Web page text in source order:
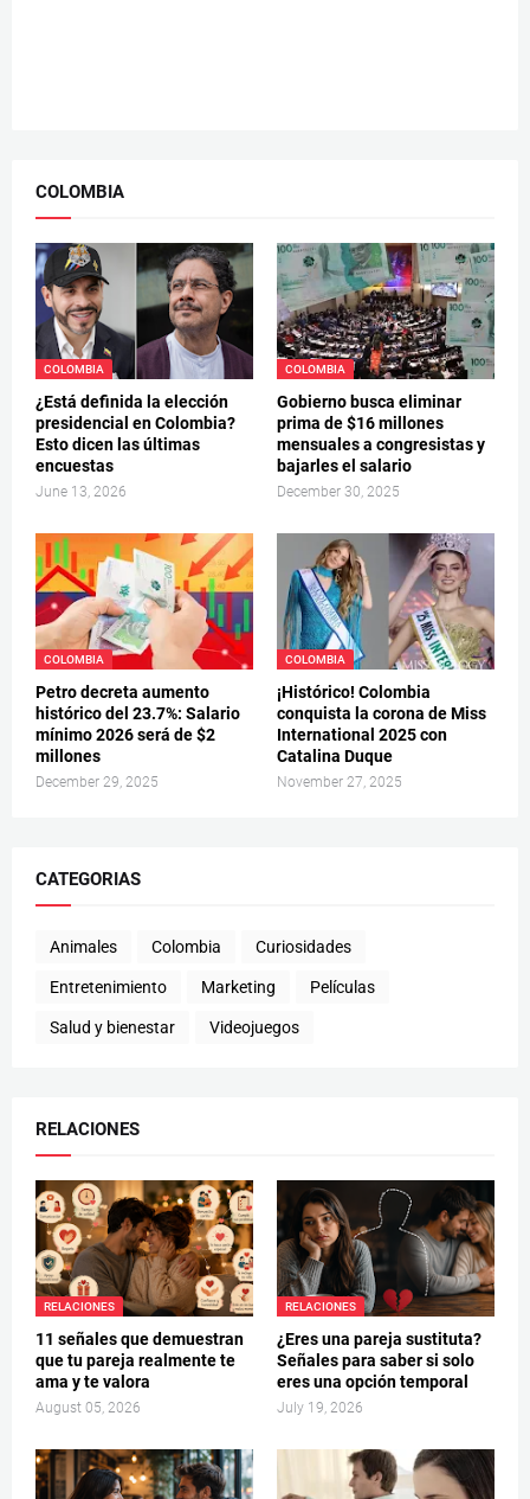
COLOMBIA
COLOMBIA
¿Está definida la elección
presidencial en Colombia?
Esto dicen las últimas
encuestas
June 13, 2026
COLOMBIA
Gobierno busca eliminar
prima de $16 millones
mensuales a congresistas y
bajarles el salario
December 30, 2025
COLOMBIA
Petro decreta aumento
histórico del 23.7%: Salario
mínimo 2026 será de $2
millones
December 29, 2025
COLOMBIA
¡Histórico! Colombia
conquista la corona de Miss
International 2025 con
Catalina Duque
November 27, 2025
CATEGORIAS
Animales Colombia Curiosidades
Entretenimiento Marketing Películas
Salud y bienestar Videojuegos
RELACIONES
RELACIONES
11 señales que demuestran
que tu pareja realmente te
ama y te valora
August 05, 2026
RELACIONES
¿Eres una pareja sustituta?
Señales para saber si solo
eres una opción temporal
July 19, 2026